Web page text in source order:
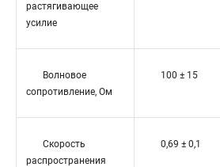
растягивающее
усилие
Волновое
сопротивление, Ом
100 ± 15
Скорость
распространения
0,69 ± 0,1